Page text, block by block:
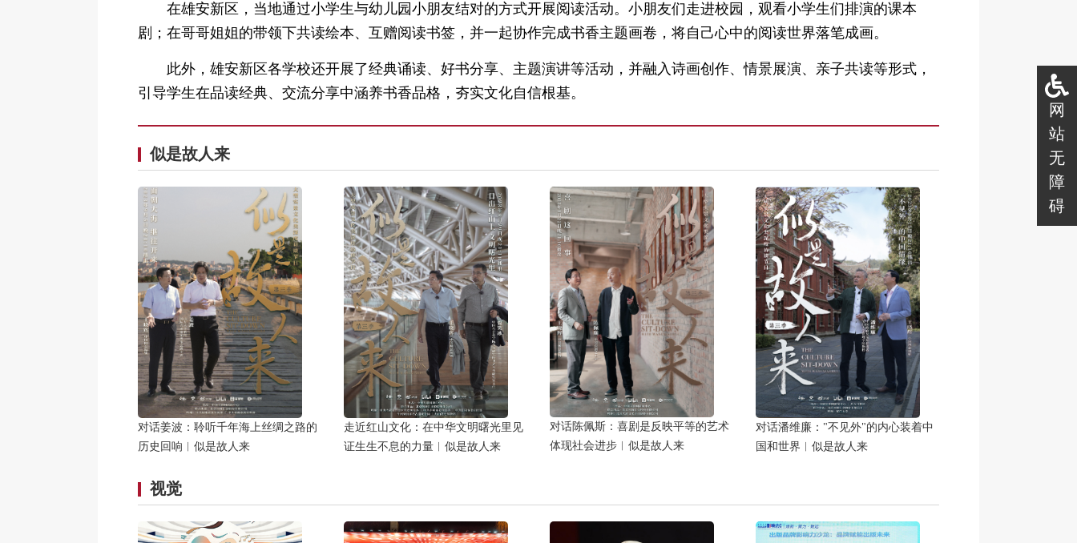
网
站
无
障
碍
在雄安新区，当地通过小学生与幼儿园小朋友结对的方式开展阅读活动。小朋友们走进校园，观看小学生们排演的课本
剧；在哥哥姐姐的带领下共读绘本、互赠阅读书签，并一起协作完成书香主题画卷，将自己心中的阅读世界落笔成画。
此外，雄安新区各学校还开展了经典诵读、好书分享、主题演讲等活动，并融入诗画创作、情景展演、亲子共读等形式，
引导学生在品读经典、交流分享中涵养书香品格，夯实文化自信根基。
似是故人来
对话姜波：聆听千年海上丝绸之路的
历史回响︱似是故人来
走近红山文化：在中华文明曙光里见
证生生不息的力量︱似是故人来
对话陈佩斯：喜剧是反映平等的艺术
体现社会进步︱似是故人来
对话潘维廉："不见外"的内心装着中
国和世界︱似是故人来
视觉